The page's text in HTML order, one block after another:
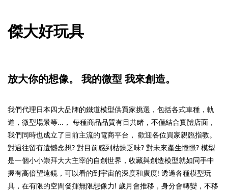
傑大好玩具
放大你的想像。 我的微型 我來創造。
我們代理日本四大品牌的鐵道模型供買家挑選，包括各式車種，軌
道，微型場景等...， 每種商品品質有目共睹，不僅結合實體店面，
我們同時也成立了目前主流的電商平台， 歡迎各位買家親臨指教。
對過往留有遺憾念想? 對目前感到枯燥乏味? 對未來產生憧憬? 模型
是一個小小崇拜大大主宰的自創世界，收藏與創造模型就如同手中
握有高倍望遠鏡，可以看的到宇宙的深度和廣度! 透過各種模型玩
具，在有限的空間發揮無限想像力! 歲月會推移，身分會轉變，不移